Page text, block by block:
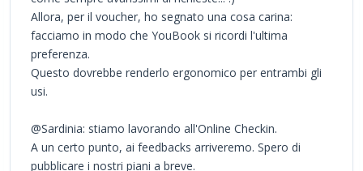
Allora, per il voucher, ho segnato una cosa carina:
facciamo in modo che YouBook si ricordi l'ultima
preferenza.
Questo dovrebbe renderlo ergonomico per entrambi gli
usi.
@Sardinia: stiamo lavorando all'Online Checkin.
A un certo punto, ai feedbacks arriveremo. Spero di
pubblicare i nostri piani a breve.